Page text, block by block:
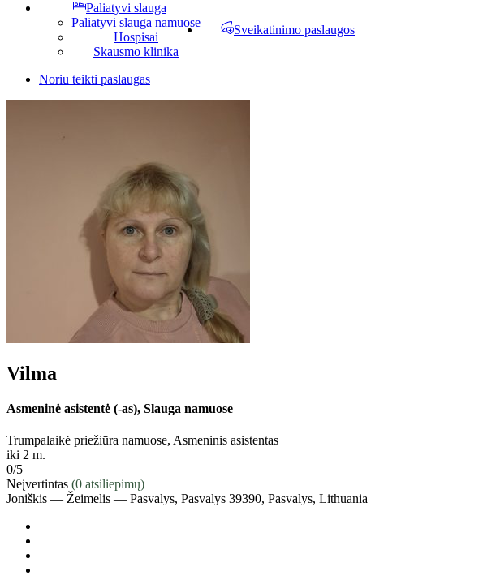
Paliatyvi slauga
Paliatyvi slauga namuose
Hospisai
Skausmo klinika
Sveikatinimo paslaugos
Noriu teikti paslaugas
Vilma
Asmeninė asistentė (-as), Slauga namuose
Trumpalaikė priežiūra namuose, Asmeninis asistentas
iki 2 m.
0/5
Neįvertintas (0 atsiliepimų)
Joniškis — Žeimelis — Pasvalys, Pasvalys 39390, Pasvalys, Lithuania